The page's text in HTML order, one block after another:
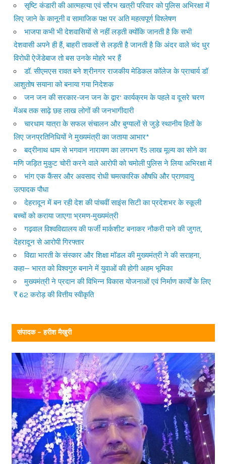
सृष्टि कंडारी की आत्महत्या एवं सौरभ खत्री परिवार को पुलिस अभिरक्षा में
लिए जाने के कानूनी व सामाजिक पक्ष पर अति महत्वपूर्ण विश्लेषण
भाजपा कभी भी देशवासियों से नहीं लड़ती क्योंकि जानती है कि सभी
देशवासी अपने ही हैं, बाहरी ताकतों से लड़ती है जानती है कि अंदर वाले चंद धुर
विरोधी ऐजेंडेबाज तो बस उनके मोहरे भर हैं
डॉ. सीएमएस रावत बने श्रीनगर राजकीय मेडिकल कॉलेज के प्राचार्य डॉ
आशुतोष सयाना को बनाया गया निदेशक
जन जन की सरकार-जन जन के द्वार’ कार्यक्रम के पहले व दूसरे चरण
मेंअब तक साढ़े छह लाख लोगों की जनभागीदारी
चारधाम यात्रा के सफल संचालन और बुग्यालों से जुड़े स्थानीय हितों के
लिए जनप्रतिनिधियों ने मुख्यमंत्री का जताया आभार*
बद्रीनाथ धाम से भगवान नारायण का लगभग ₹5 लाख मूल्य का सोने का
मणि जड़ित मुकुट चोरी करने वाले आरोपी को चमोली पुलिस ने लिया अभिरक्षा में
भांग एक कैंसर और अवसाद रोधी चमत्कारिक औषधि और प्राणवायु
उत्पादक पौधा
देहरादून में बन रही देश की पांचवीं साइंस सिटी का प्रदेशभर के स्कूली
बच्चों को कराया जाएगा भ्रमण-मुख्यमंत्री
गढ़वाल विश्वविद्यालय की फर्जी मार्कशीट बनाकर नौकरी पाने की जुगत,
देहरादून से आरोपी गिरफ्तार
विद्या भारती के संस्कार और शिक्षा मॉडल की मुख्यमंत्री ने की सराहना,
कहा— भारत को विश्वगुरु बनाने में युवाओं की होगी अहम भूमिका
मुख्यमंत्री ने प्रदान की विभिन्न विकास योजनाओं एवं निर्माण कार्यों के लिए
₹ 62 करोड़ की वित्तीय स्वीकृति
संपादक – हरीश मैखुरी